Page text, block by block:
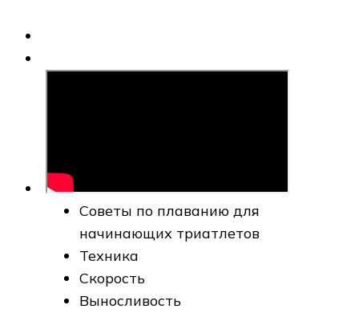
Советы по плаванию для
начинающих триатлетов
Техника
Скорость
Выносливость